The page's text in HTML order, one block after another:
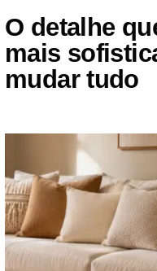
O detalhe
mais
mudar tudo